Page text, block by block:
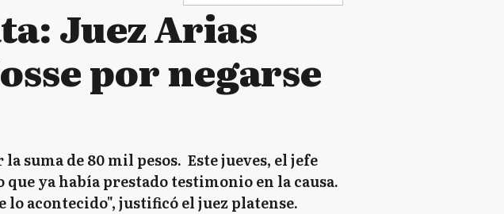
Juez Arias
por negarse
suma de 80 mil pesos. Este jueves, el jefe
ya había prestado testimonio en la causa.
acontecido", justificó el juez platense.